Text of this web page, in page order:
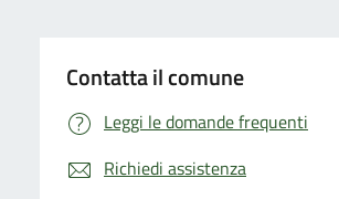
Contatta il comune
Leggi le domande frequenti
Richiedi assistenza